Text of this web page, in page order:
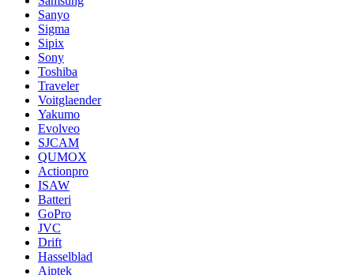
Sanyo
Sigma
Sipix
Sony
Toshiba
Traveler
Voitglaender
Yakumo
Evolveo
SJCAM
QUMOX
Actionpro
ISAW
Batteri
GoPro
JVC
Drift
Hasselblad
Aiptek